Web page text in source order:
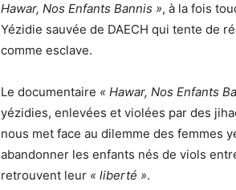
Hawar, Nos Enfants Bannis », à la fois
Yézidie sauvée de DAECH qui tente de
comme esclave.
Le documentaire « Hawar, Nos Enfants
yézidies, enlevées et violées par des
nous met face au dilemme des femmes
abandonner les enfants nés de viols
retrouvent leur « liberté ».